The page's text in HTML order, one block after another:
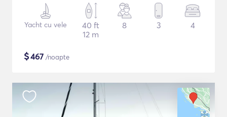
Yacht cu vele
40 ft
12 m
8 3 4
$467 /noapte